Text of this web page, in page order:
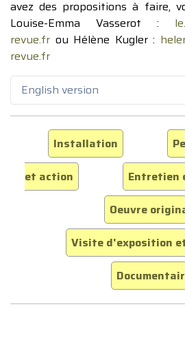
avez des propositions à faire,
Louise-Emma Vasserot :
revue.fr ou Hélène Kugler :
revue.fr
English version
Installation
et action
Entretien
Oeuvre
Visite d'exposition